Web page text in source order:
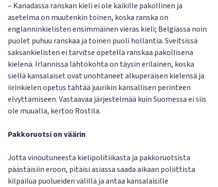
– Kanadassa ranskan kieli ei ole kaikille pakollinen ja
asetelma on muutenkin toinen, koska ranska on
englanninkielisten ensimmäinen vieras kieli; Belgiassa noin
puolet puhuu ranskaa ja toinen puoli hollantia. Sveitsissä
saksankielisten ei tarvitse opetella ranskaa pakollisena
kielenä. Irlannissa lähtökohta on täysin erilainen, koska
siellä kansalaiset ovat unohtaneet alkuperäisen kielensä ja
iirinkielen opetus tähtää juurikin kansallisen perinteen
elvyttämiseen. Vastaavaa järjestelmää kuin Suomessa ei siis
ole muualla, kertoo Rostila.
Pakkoruotsi on väärin
Jotta vinoutuneesta kielipolitiikasta ja pakkoruotsista
päästäisiin eroon, pitäisi asiassa saada aikaan poliittista
kilpailua puolueiden välillä ja antaa kansalaisille